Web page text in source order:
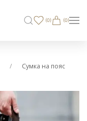
(0) (0)
Сумка на пояс